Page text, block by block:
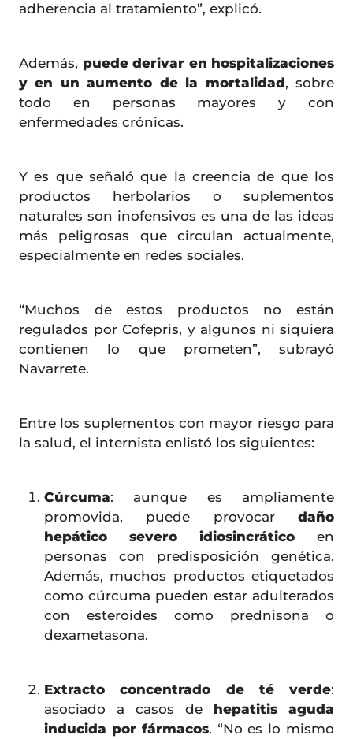
adherencia al tratamiento”, explicó.
Además, puede derivar en hospitalizaciones
y en un aumento de la mortalidad, sobre
todo en personas mayores y con
enfermedades crónicas.
Y es que señaló que la creencia de que los
productos herbolarios o suplementos
naturales son inofensivos es una de las ideas
más peligrosas que circulan actualmente,
especialmente en redes sociales.
“Muchos de estos productos no están
regulados por Cofepris, y algunos ni siquiera
contienen lo que prometen”, subrayó
Navarrete.
Entre los suplementos con mayor riesgo para
la salud, el internista enlistó los siguientes:
Cúrcuma: aunque es ampliamente
promovida, puede provocar daño
hepático severo idiosincrático en
personas con predisposición genética.
Además, muchos productos etiquetados
como cúrcuma pueden estar adulterados
con esteroides como prednisona o
dexametasona.
Extracto concentrado de té verde:
asociado a casos de hepatitis aguda
inducida por fármacos. “No es lo mismo